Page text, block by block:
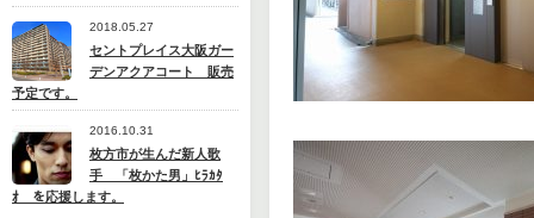
2018.05.27
セントプレイス大阪ガー
デンアクアコート 販売
予定です。
2016.10.31
枚方市が生んだ新人歌
手 「枚かた男」ﾋﾗｶﾀ
ｵ を応援します。